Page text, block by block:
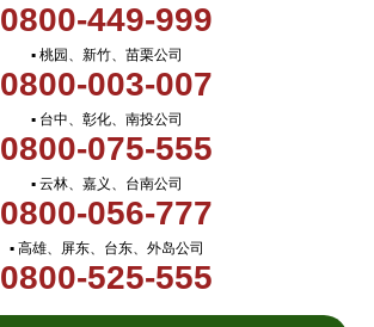
0800-449-999
▪ 桃园、新竹、苗栗公司
0800-003-007
▪ 台中、彰化、南投公司
0800-075-555
▪ 云林、嘉义、台南公司
0800-056-777
▪ 高雄、屏东、台东、外岛公司
0800-525-555